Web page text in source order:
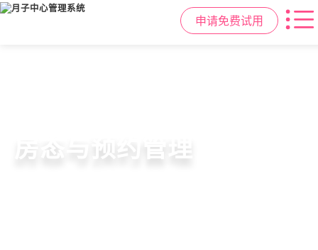
申请免费试用
一站式解决月子中心入住、护理、
母婴健康与护理管理
房态与预约管理
会员营销与智能锁客